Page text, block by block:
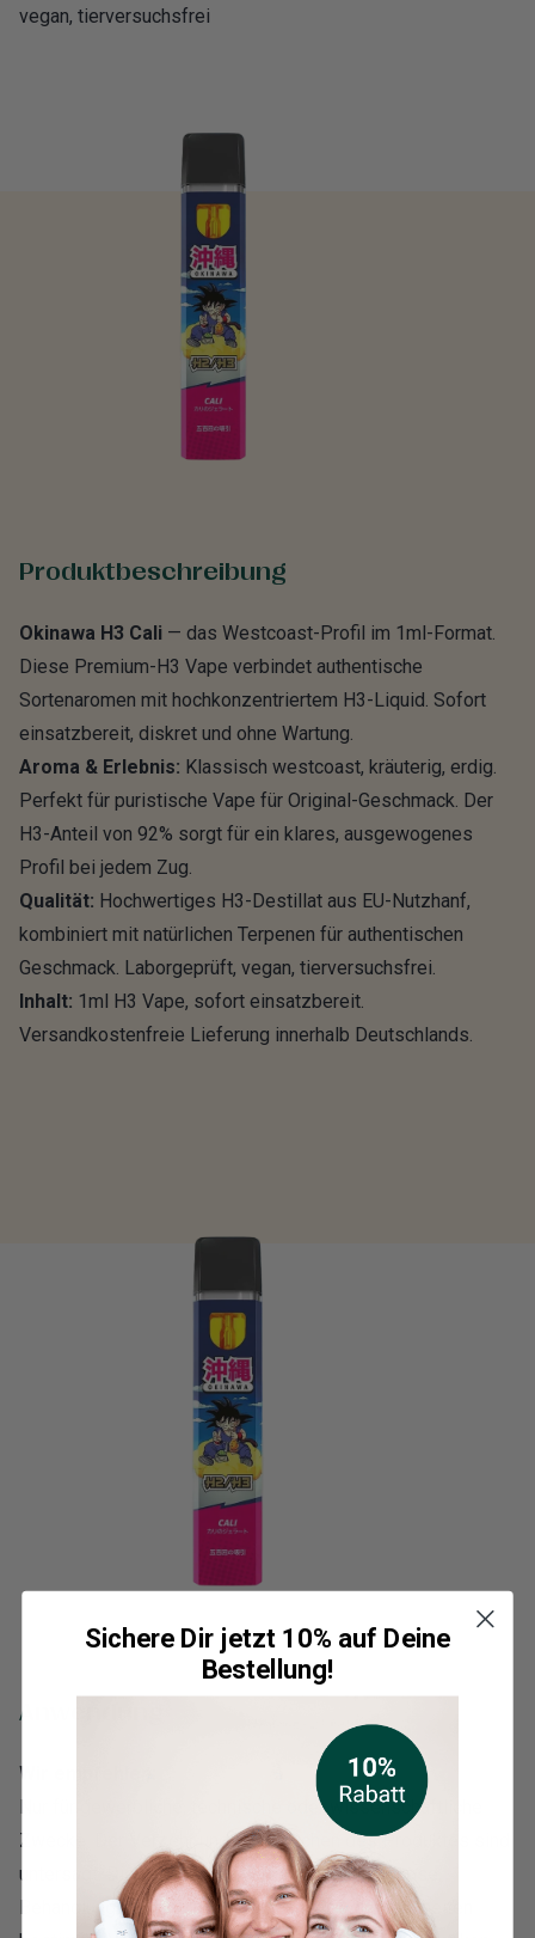
vegan, tierversuchsfrei
Produktbeschreibung
Okinawa H3 Cali — das Westcoast-Profil im 1ml-Format.
Diese Premium-H3 Vape verbindet authentische
Sortenaromen mit hochkonzentriertem H3-Liquid. Sofort
einsatzbereit, diskret und ohne Wartung.
Aroma & Erlebnis: Klassisch westcoast, kräuterig, erdig.
Perfekt für puristische Vape für Original-Geschmack. Der
H3-Anteil von 92% sorgt für ein klares, ausgewogenes
Profil bei jedem Zug.
Qualität: Hochwertiges H3-Destillat aus EU-Nutzhanf,
kombiniert mit natürlichen Terpenen für authentischen
Geschmack. Laborgeprüft, vegan, tierversuchsfrei.
Inhalt: 1ml H3 Vape, sofort einsatzbereit.
Versandkostenfreie Lieferung innerhalb Deutschlands.
Anwendung
Wir empfehlen:
Nur für gewerbliche, technische oder wissenschaftliche
Zwecke. Der Verzehr und das Rauchen des Produktes sind
untersagt. Dieses Produkt wird nicht zur Diagnose,
Behandlung, Heilung oder Vorbeugung von Krankheiten
Sichere Dir jetzt 10% auf Deine
Bestellung!